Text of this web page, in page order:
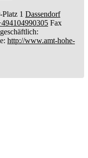
1 Dassendorf
Fax
:
: http://www.amt-hohe-